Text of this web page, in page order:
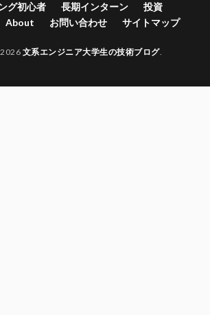
グ初心者 長期インターン
投資
About お問い合わせ サイトマップ
文系エンジニア大学生の技術ブログ.